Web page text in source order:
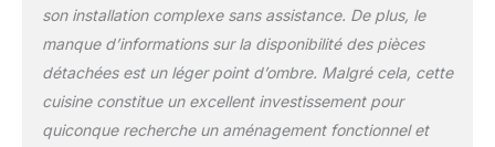
compris dans la
livraison).
son installation complexe sans assistance. De plus, le
manque d’informations sur la disponibilité des pièces
détachées est un léger point d’ombre. Malgré cela, cette
cuisine constitue un excellent investissement pour
quiconque recherche un aménagement fonctionnel et